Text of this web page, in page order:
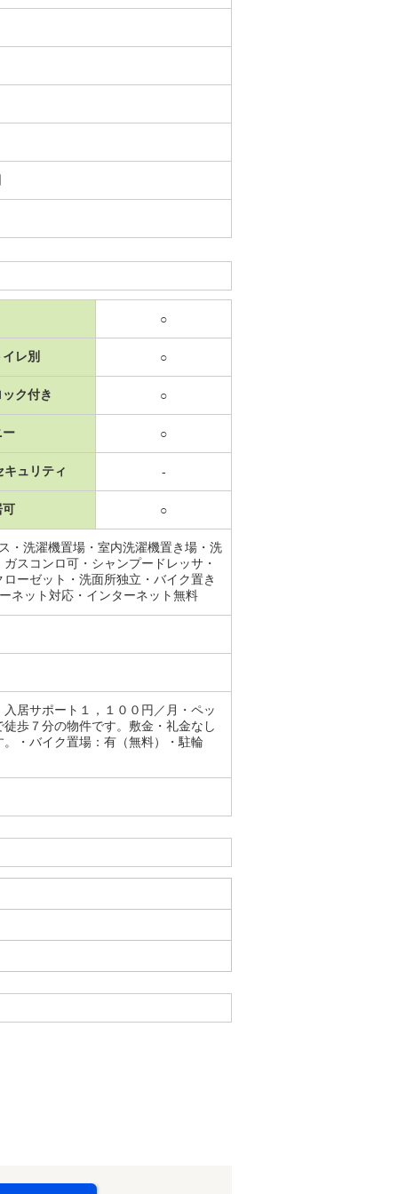
○
レ別 ○
ク付き ○
ー ○
キュリティ -
可 ○
・洗濯機置場・室内洗濯機置き場・洗
スコンロ可・シャンプードレッサ・
ーゼット・洗面所独立・バイク置き
ネット対応・インターネット無料
居サポート１，１００円／月・ペッ
歩７分の物件です。敷金・礼金なし
・バイク置場：有（無料）・駐輪